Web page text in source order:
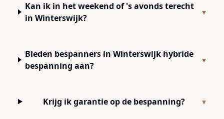
Kan ik in het weekend of 's avonds terecht
in Winterswijk?
▾
Bieden bespanners in Winterswijk hybride
bespanning aan?
▾
Krijg ik garantie op de bespanning? ▾